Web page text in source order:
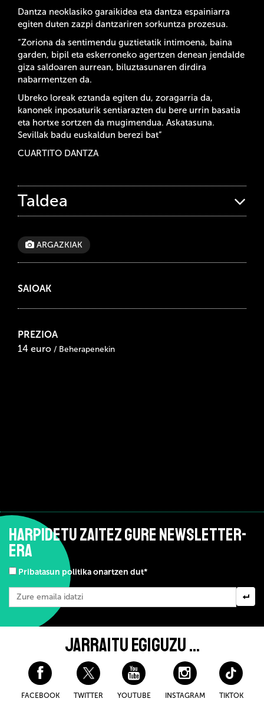
Dantza neoklasiko garaikidea eta dantza espainiarra
egiten duten zazpi dantzariren sorkuntza prozesua.
“Zoriona da sentimendu guztietatik intimoena, baina
garden, bipil eta eskerroneko agertzen denean jendalde
giza saldoaren aurrean, biluztasunaren dirdira
nabarmentzen da.
Ubreko loreak eztanda egiten du, zoragarria da,
kanonek inposaturik sentiarazten du bere urrin basatia
eta hortxe sortzen da mugimendua. Askatasuna.
Sevillak badu euskaldun berezi bat”
CUARTITO DANTZA
Taldea
ARGAZKIAK
SAIOAK
PREZIOA
14 euro / Beherapenekin
HARPIDETU ZAITEZ GURE NEWSLETTER-
ERA
Pribatasun politika onartzen dut*
JARRAITU EGIGUZU ...
FACEBOOK TWITTER YOUTUBE INSTAGRAM TIKTOK